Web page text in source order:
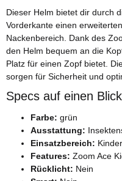
Dieser Helm bietet dir durch
Vorderkante einen
Nackenbereich. Dank des
den Helm bequem an die
Platz für einen Zopf bietet.
sorgen für Sicherheit und
Specs auf einen Blick
Farbe: grün
Ausstattung:
Einsatzbereich:
Features: Zoom Ace
Rücklicht: Nein